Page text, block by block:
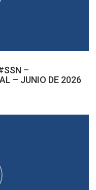
–
– JUNIO DE 2026